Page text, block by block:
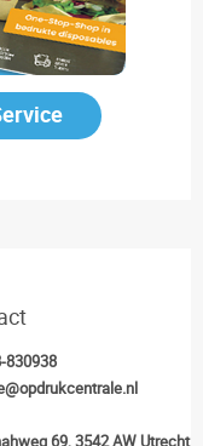
830938
69, 3542 AW Utrecht